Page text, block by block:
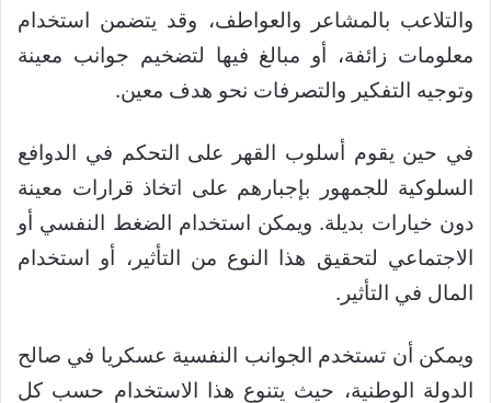
والتلاعب بالمشاعر والعواطف، وقد يتضمن استخدام
معلومات زائفة، أو مبالغ فيها لتضخيم جوانب معينة
وتوجيه التفكير والتصرفات نحو هدف معين.
في حين يقوم أسلوب القهر على التحكم في الدوافع
السلوكية للجمهور بإجبارهم على اتخاذ قرارات معينة
دون خيارات بديلة. ويمكن استخدام الضغط النفسي أو
الاجتماعي لتحقيق هذا النوع من التأثير، أو استخدام
المال في التأثير.
ويمكن أن تستخدم الجوانب النفسية عسكريا في صالح
الدولة الوطنية، حيث يتنوع هذا الاستخدام حسب كل